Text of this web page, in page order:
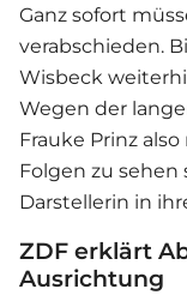
Ganz sofort
verabschieden.
Wisbeck
Wegen der
Frauke Prinz
Folgen zu sehen
Darstellerin in
ZDF erklärt
Ausrichtung